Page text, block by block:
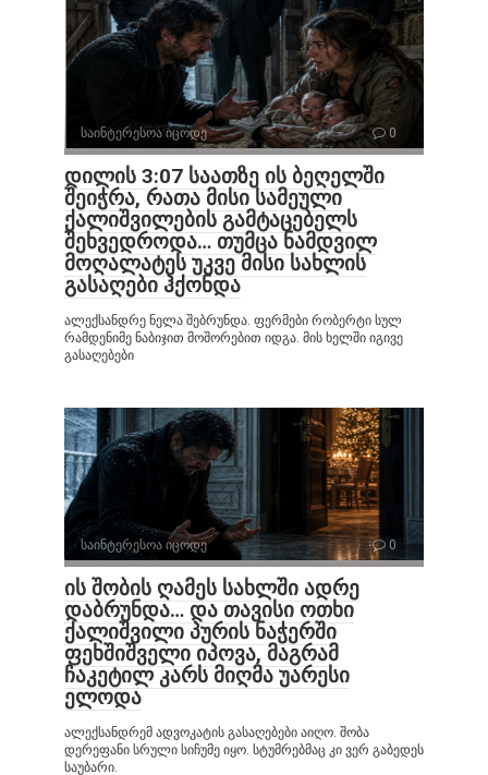
საინტერესოა იცოდე 0
დილის 3:07 საათზე ის ბეღელში
შეიჭრა, რათა მისი სამეული
ქალიშვილების გამტაცებელს
შეხვედროდა… თუმცა ნამდვილ
მოღალატეს უკვე მისი სახლის
გასაღები ჰქონდა
ალექსანდრე ნელა შებრუნდა. ფერმები რობერტი სულ
რამდენიმე ნაბიჯით მოშორებით იდგა. მის ხელში იგივე
გასაღებები
საინტერესოა იცოდე 0
ის შობის ღამეს სახლში ადრე
დაბრუნდა… და თავისი ოთხი
ქალიშვილი პურის ნაჭერში
ფეხშიშველი იპოვა, მაგრამ
ჩაკეტილ კარს მიღმა უარესი
ელოდა
ალექსანდრემ ადვოკატის გასაღებები აიღო. შობა
დერეფანი სრული სიჩუმე იყო. სტუმრებმაც კი ვერ გაბედეს
საუბარი.